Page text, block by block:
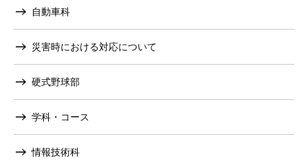
自動車科
災害時における対応について
硬式野球部
学科・コース
情報技術科